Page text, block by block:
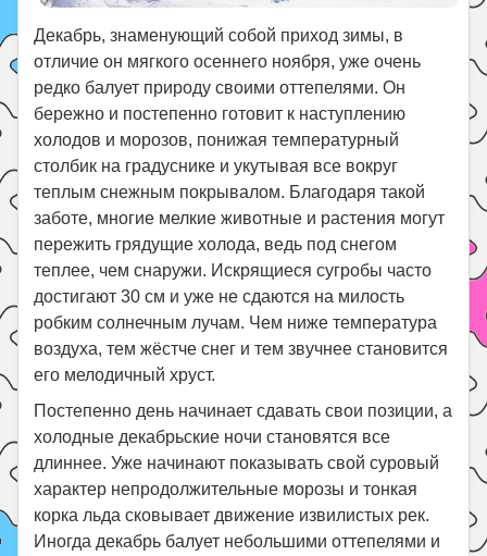
Декабрь, знаменующий собой приход зимы, в
отличие он мягкого осеннего ноября, уже очень
редко балует природу своими оттепелями. Он
бережно и постепенно готовит к наступлению
холодов и морозов, понижая температурный
столбик на градуснике и укутывая все вокруг
теплым снежным покрывалом. Благодаря такой
заботе, многие мелкие животные и растения могут
пережить грядущие холода, ведь под снегом
теплее, чем снаружи. Искрящиеся сугробы часто
достигают 30 см и уже не сдаются на милость
робким солнечным лучам. Чем ниже температура
воздуха, тем жёстче снег и тем звучнее становится
его мелодичный хруст.
Постепенно день начинает сдавать свои позиции, а
холодные декабрьские ночи становятся все
длиннее. Уже начинают показывать свой суровый
характер непродолжительные морозы и тонкая
корка льда сковывает движение извилистых рек.
Иногда декабрь балует небольшими оттепелями и